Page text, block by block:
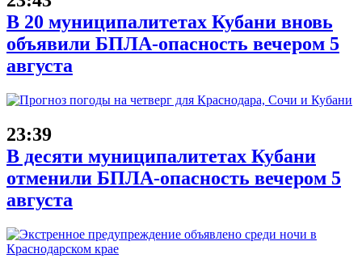
В 20 муниципалитетах Кубани вновь
объявили БПЛА-опасность вечером 5
августа
23:39
В десяти муниципалитетах Кубани
отменили БПЛА-опасность вечером 5
августа